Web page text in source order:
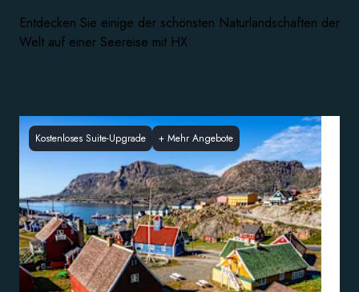
Entdecken Sie einige der schönsten Naturlandschaften der
Welt auf einer Seereise mit HX
Kostenloses Suite-Upgrade + Mehr Angebote